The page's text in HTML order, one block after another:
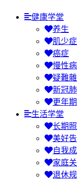
健康学堂
养生
肌少症
癌症
慢性病
疑難
新冠
更年期
生活学堂
长期
美好告
自我
家庭
退休规